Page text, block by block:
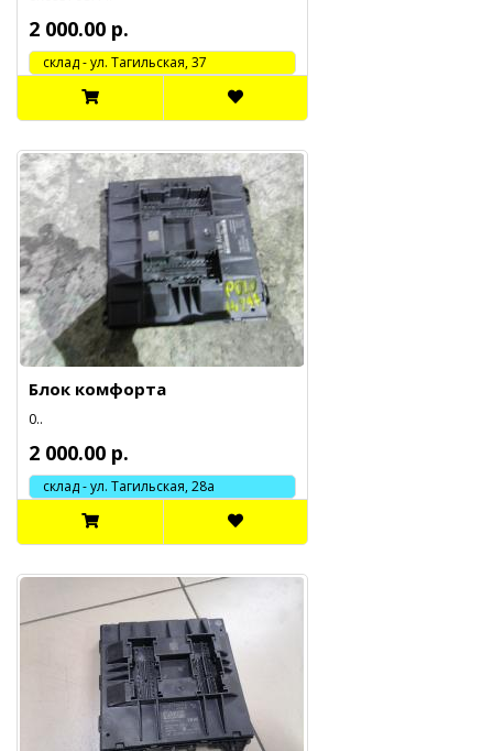
2 000.00 р.
cклад - ул. Тагильская, 37
Блок комфорта
0..
2 000.00 р.
склад - ул. Тагильская, 28а